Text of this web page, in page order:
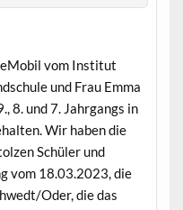
vom Institut
und Frau Emma
8. und 7. Jahrgangs in
Wir haben die
Schüler und
vom 18.03.2023, die
Oder, die das